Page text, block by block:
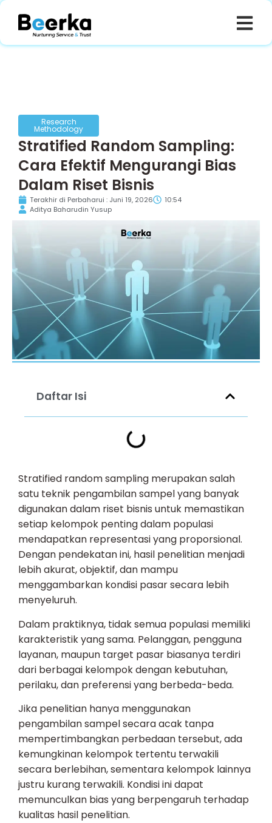
Research
Methodology
Stratified Random Sampling:
Cara Efektif Mengurangi Bias
Dalam Riset Bisnis
Terakhir di Perbaharui : Juni 19, 2026
10:54
Aditya Baharudin Yusup
Daftar Isi
Stratified random sampling merupakan salah
satu teknik pengambilan sampel yang banyak
digunakan dalam riset bisnis untuk memastikan
setiap kelompok penting dalam populasi
mendapatkan representasi yang proporsional.
Dengan pendekatan ini, hasil penelitian menjadi
lebih akurat, objektif, dan mampu
menggambarkan kondisi pasar secara lebih
menyeluruh.
Dalam praktiknya, tidak semua populasi memiliki
karakteristik yang sama. Pelanggan, pengguna
layanan, maupun target pasar biasanya terdiri
dari berbagai kelompok dengan kebutuhan,
perilaku, dan preferensi yang berbeda-beda.
Jika penelitian hanya menggunakan
pengambilan sampel secara acak tanpa
mempertimbangkan perbedaan tersebut, ada
kemungkinan kelompok tertentu terwakili
secara berlebihan, sementara kelompok lainnya
justru kurang terwakili. Kondisi ini dapat
memunculkan bias yang berpengaruh terhadap
kualitas hasil penelitian.